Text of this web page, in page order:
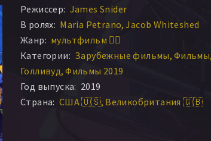
Режиссер: James Snider
В ролях: Maria Petrano Jacob Whiteshed
Жанр: мультфильм 🧚‍♀️
Категории: Зарубежные фильмы Фильмы
Голливуд Фильмы 2019
Год выпуска: 2019
Страна: США 🇺🇸 Великобритания 🇬🇧